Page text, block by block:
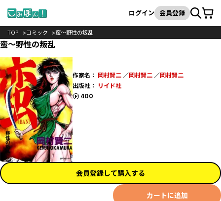
検索
ログイン 会員登録カート
TOP コミック 蛮～野性の叛乱
蛮～野性の叛乱
作家名： 岡村賢二／岡村賢二／岡村賢二
出版社：
リイド社
400
ポイント
会員登録して購入する
カートに追加